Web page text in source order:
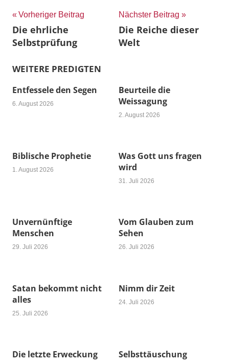
Beitragsnavigation
Vorheriger Beitrag
Die ehrliche
Selbstprüfung
Nächster Beitrag
Die Reiche dieser
Welt
WEITERE PREDIGTEN
Entfessele den Segen
6. August 2026
Beurteile die
Weissagung
2. August 2026
Biblische Prophetie
1. August 2026
Was Gott uns fragen
wird
31. Juli 2026
Unvernünftige
Menschen
29. Juli 2026
Vom Glauben zum
Sehen
26. Juli 2026
Satan bekommt nicht
alles
25. Juli 2026
Nimm dir Zeit
24. Juli 2026
Die letzte Erweckung Selbsttäuschung